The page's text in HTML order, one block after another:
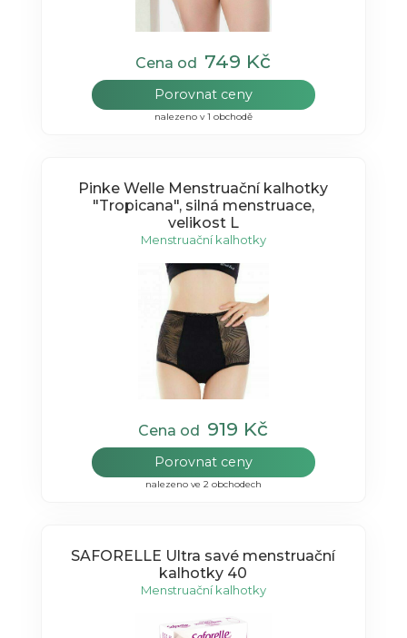
Cena od 749 Kč
Porovnat ceny
nalezeno v 1 obchodě
Pinke Welle Menstruační kalhotky
"Tropicana", silná menstruace,
velikost L
Menstruační kalhotky
Cena od 919 Kč
Porovnat ceny
nalezeno ve 2 obchodech
SAFORELLE Ultra savé menstruační
kalhotky 40
Menstruační kalhotky